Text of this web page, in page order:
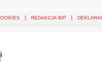
REDAKCJA BIP